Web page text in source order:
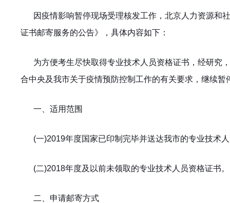
因疫情影响暂停现场受理核发工作，北京人力资源和
证书邮寄服务的公告》
，具体内容如下：
为方便考生尽快取得专业技术人员资格证书，经研究
合中央及我市关于疫情预防控制工作的有关要求，继续
一、适用范围
(一)2019年度国家已印制完毕并送达我市的专业技术
(二)2018年度及以前未领取的专业技术人员资格证书。
二、申请邮寄方式